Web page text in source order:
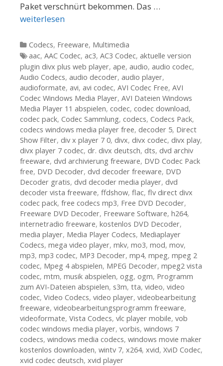
Paket verschnürt bekommen. Das …
weiterlesen
Kategorien
Codecs, Freeware, Multimedia
Tags
aac, AAC Codec, ac3, AC3 Codec, aktuelle version
plugin divx plus web player, ape, audio, audio codec,
Audio Codecs, audio decoder, audio player,
audioformate, avi, avi codec, AVI Codec Free, AVI
Codec Windows Media Player, AVI Dateien Windows
Media Player 11 abspielen, codec, codec download,
codec pack, Codec Sammlung, codecs, Codecs Pack,
codecs windows media player free, decoder 5, Direct
Show Filter, div x player 7 0, divx, divx codec, divx play,
divx player 7 codec, dr. divx deutsch, dts, dvd archiv
freeware, dvd archivierung freeware, DVD Codec Pack
free, DVD Decoder, dvd decoder freeware, DVD
Decoder gratis, dvd decoder media player, dvd
decoder vista freeware, ffdshow, flac, flv direct divx
codec pack, free codecs mp3, Free DVD Decoder,
Freeware DVD Decoder, Freeware Software, h264,
internetradio freeware, kostenlos DVD Decoder,
media player, Media Player Codecs, Mediaplayer
Codecs, mega video player, mkv, mo3, mod, mov,
mp3, mp3 codec, MP3 Decoder, mp4, mpeg, mpeg 2
codec, Mpeg 4 abspielen, MPEG Decoder, mpeg2 vista
codec, mtm, musik abspielen, ogg, ogm, Programm
zum AVI-Dateien abspielen, s3m, tta, video, video
codec, Video Codecs, video player, videobearbeitung
freeware, videobearbeitungsprogramm freeware,
videoformate, Vista Codecs, vlc player mobile, vob
codec windows media player, vorbis, windows 7
codecs, windows media codecs, windows movie maker
kostenlos downloaden, wintv 7, x264, xvid, XviD Codec,
xvid codec deutsch, xvid player